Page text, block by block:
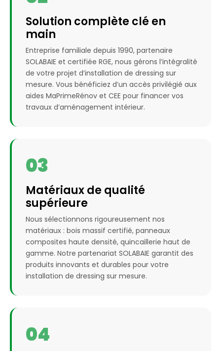
Solution complète clé en
main
Entreprise familiale depuis 1990, partenaire
SOLABAIE et certifiée RGE, nous gérons l’intégralité
de votre projet d’installation de dressing sur
mesure. Vous bénéficiez d’un accès privilégié aux
aides MaPrimeRénov et CEE pour financer vos
travaux d’aménagement intérieur.
03
Matériaux de qualité
supérieure
Nous sélectionnons rigoureusement nos
matériaux : bois massif certifié, panneaux
composites haute densité, quincaillerie haut de
gamme. Notre partenariat SOLABAIE garantit des
produits innovants et durables pour votre
installation de dressing sur mesure.
04